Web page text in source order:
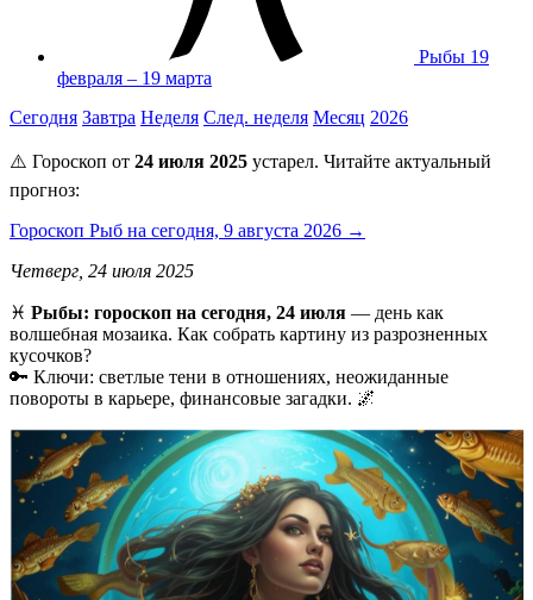
Рыбы 19
февраля – 19 марта
Сегодня Завтра Неделя След. неделя Месяц 2026
⚠️ Гороскоп от 24 июля 2025 устарел. Читайте актуальный
прогноз:
Гороскоп Рыб на сегодня, 9 августа 2026 →
Четверг, 24 июля 2025
♓️ Рыбы: гороскоп на сегодня, 24 июля — день как
волшебная мозаика. Как собрать картину из разрозненных
кусочков?
🔑 Ключи: светлые тени в отношениях, неожиданные
повороты в карьере, финансовые загадки. 🌌